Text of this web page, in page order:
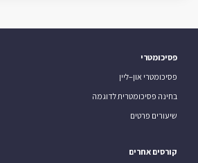
פסיכומטרי
פסיכומטרי און–ליין
בחינה פסיכומטרית לדוגמה
שיעורים פרטים
קורסים אחרים